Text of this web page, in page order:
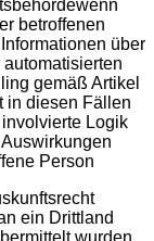
betroffenen
über
gemäß Artikel
in diesen Fällen
Logik
Person
ein Drittland